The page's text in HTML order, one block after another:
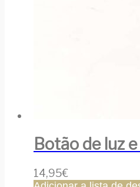
Botão de luz
14,95€